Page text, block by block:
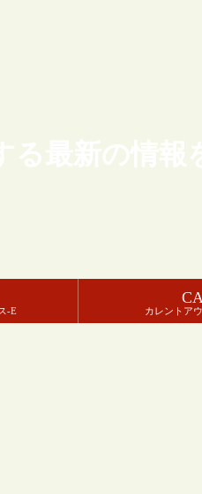
る最新の情
-E
CA
カレントア